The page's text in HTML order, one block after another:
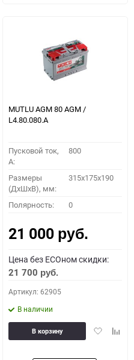
MUTLU AGM 80 AGM /
L4.80.080.A
Пусковой ток,
A:
800
Размеры
(ДхШхВ), мм:
315x175x190
Полярность: 0
21 000 руб.
Цена без ECOном скидки:
21 700 руб.
Артикул: 62905
В наличии
Добавить
В корзину